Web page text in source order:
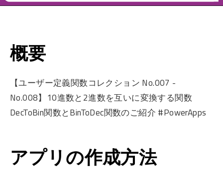
概要
【ユーザー定義関数コレクション No.007 -
No.008】10進数と2進数を互いに変換する関数
DecToBin関数とBinToDec関数のご紹介 #PowerApps
アプリの作成方法